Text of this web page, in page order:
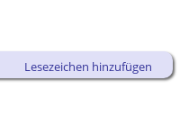
Lesezeichen hinzufügen